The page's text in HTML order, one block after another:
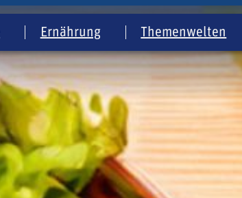
Ernährung Themenwelten